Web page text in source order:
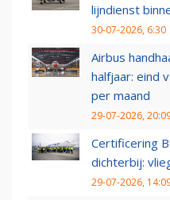
lijndienst
30-07-2026, 6:30
Airbus
halfjaar: eind
per maand
29-07-2026,
Certificering
dichterbij:
29-07-2026,